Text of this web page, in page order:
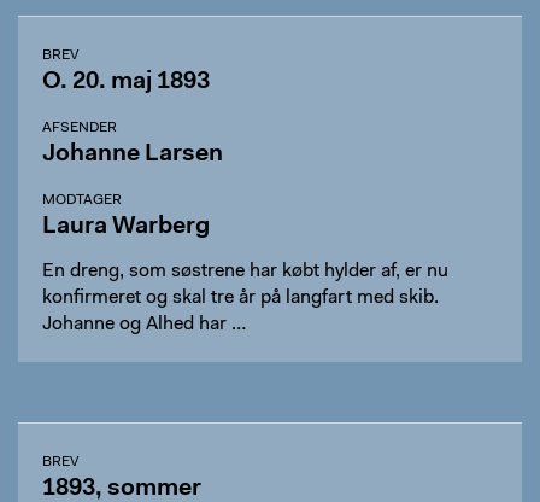
BREV
O. 20. maj 1893
AFSENDER
Johanne Larsen
MODTAGER
Laura Warberg
En dreng, som søstrene har købt hylder af, er nu
konfirmeret og skal tre år på langfart med skib.
Johanne og Alhed har …
BREV
1893, sommer